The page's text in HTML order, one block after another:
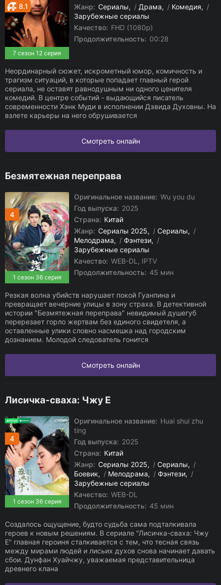
7 сезон 12 серия
8.1
Жанр: Сериалы / Драма / Комедия
/
Зарубежные сериалы
Качество: FHD (1080p)
Продолжительность: 00:28
Неординарный сюжет, искрометный юмор, комичность и
трагизм ситуаций, в которые попадает главный герой
сериала, не оставят равнодушным ни одного ценителя
комедий. В центре событий - выдающийся писатель
современности Хэнк Муди в исполнении Дэвида Духовны. На
взлете карьеры на него обрушивается
Смотреть онлайн
Безмятежная переправа
4
1 сезон 36 серия
Оригинальное название: Wu you du
Год выпуска: 2025
Страна: Китай
Жанр: Сериалы 2025 / Сериалы
/
Мелодрама
/ Фэнтези
/
Зарубежные сериалы
Качество: WEB-DL, IPTV
Продолжительность: 45 мин
Резкая волна убийств нарушает покой Гуанпина и
превращает вечерние улицы в зону страха. В детективной
истории "Безмятежная переправа" невидимый душегуб
перерезает горло жертвам без единого свидетеля, а
оставленные улики словно насмешка над городским
дознанием. Молодой следователь гонится
Смотреть онлайн
Лисичка-сваха: Чжу Е
4
1 сезон 36 серия
Оригинальное название: Huai shui zhu
ting
Год выпуска: 2025
Страна: Китай
Жанр: Сериалы 2025 / Сериалы
/
Боевик
/ Мелодрама / Фэнтези
/
Зарубежные сериалы
Качество: WEB-DL
Продолжительность: 45 мин
Создалось ощущение, будто судьба сама подталкивала
героев к новым решениям. В сериале "Лисичка-сваха: Чжу
Е" главная героиня сталкивается с тем, что тесная связь
между мирами людей и лисьих духов снова начинает давать
сбои. Дунфан Хуайчжу, уважаемая представительница
древнего клана